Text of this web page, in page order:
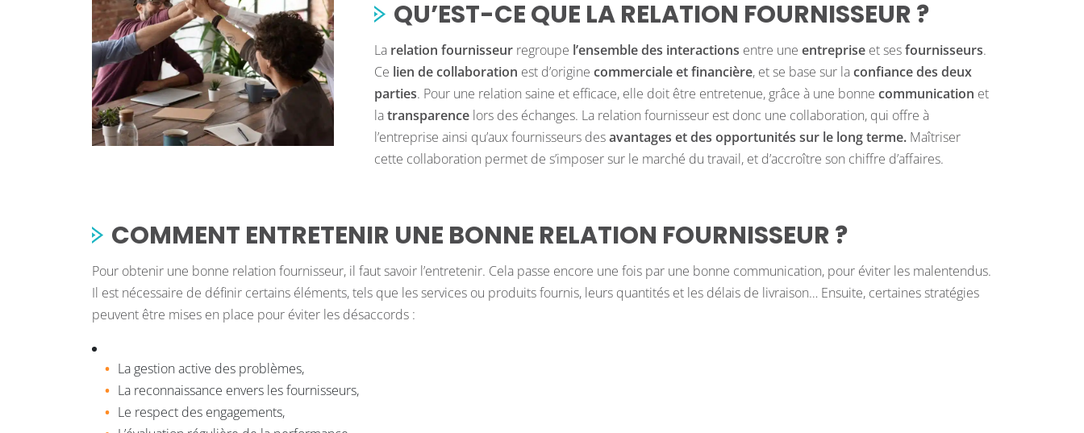
QU’EST-CE QUE LA RELATION FOURNISSEUR ?
La relation fournisseur regroupe l’ensemble des interactions entre une entreprise et sesfournisseurs.
Ce lien de collaboration est d’origine commerciale et financière, et se base sur laconfiance des deux
parties. Pour une relation saine et efficace, elle doit être entretenue, grâce à une bonne communication et
latransparence lors des échanges. La relation fournisseur est donc une collaboration, qui offre à
l’entreprise ainsi qu’aux fournisseurs desavantages et des opportunités sur le long terme. Maîtriser
cette collaboration permet de s’imposer sur le marché du travail, et d’accroître son chiffre d’affaires.
COMMENT ENTRETENIR UNE BONNE RELATION FOURNISSEUR ?
Pour obtenir une bonne relation fournisseur, il faut savoir l’entretenir. Cela passe encore une fois par une bonne communication, pour éviter les malentendus.
Il est nécessaire de définir certains éléments, tels que les services ou produits fournis, leurs quantités et les délais de livraison… Ensuite, certaines stratégies
peuvent être mises en place pour éviter les désaccords :
La gestion active des problèmes,
La reconnaissance envers les fournisseurs,
Le respect des engagements,